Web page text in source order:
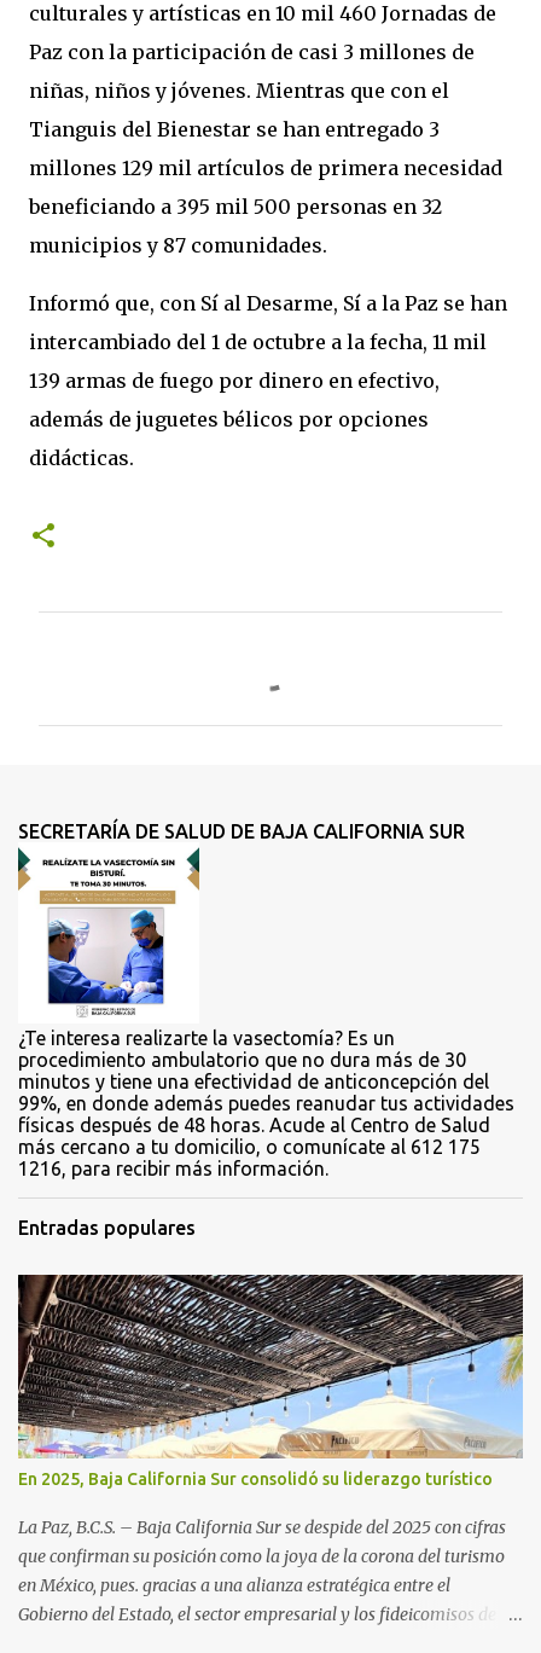
culturales y artísticas en 10 mil 460 Jornadas de
Paz con la participación de casi 3 millones de
niñas, niños y jóvenes. Mientras que con el
Tianguis del Bienestar se han entregado 3
millones 129 mil artículos de primera necesidad
beneficiando a 395 mil 500 personas en 32
municipios y 87 comunidades.
Informó que, con Sí al Desarme, Sí a la Paz se han
intercambiado del 1 de octubre a la fecha, 11 mil
139 armas de fuego por dinero en efectivo,
además de juguetes bélicos por opciones
didácticas.
t
a
r
o
SECRETARÍA DE SALUD DE BAJA CALIFORNIA SUR
¿Te interesa realizarte la vasectomía? Es un
procedimiento ambulatorio que no dura más de 30
minutos y tiene una efectividad de anticoncepción del
99%, en donde además puedes reanudar tus actividades
físicas después de 48 horas. Acude al Centro de Salud
más cercano a tu domicilio, o comunícate al 612 175
1216, para recibir más información.
Entradas populares
En 2025, Baja California Sur consolidó su liderazgo turístico
La Paz, B.C.S. – Baja California Sur se despide del 2025 con cifras
que confirman su posición como la joya de la corona del turismo
en México, pues. gracias a una alianza estratégica entre el
Gobierno del Estado, el sector empresarial y los fideicomisos de